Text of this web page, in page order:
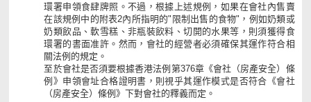
環署申領食肆牌照。不過，根據上述規例，如果在會社內售賣
在該規例中的附表2內所指明的"限制出售的食物"，例如奶類或
奶類飲品、軟雪糕、非瓶裝飲料、切開的水果等，則須獲得食
環署的書面准許。然而，會社的經營者必須確保其運作符合相
關法例的規定。
至於會社是否須要根據香港法例第376章《會社（房產安全）條
例》申領會址合格證明書，則視乎其運作模式是否符合《會社
（房產安全）條例》下對會社的釋義而定。